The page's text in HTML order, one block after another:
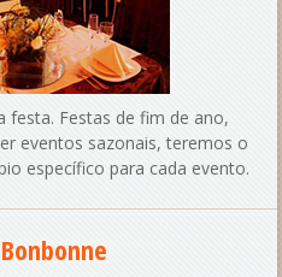
festa. Festas de fim de ano,
eventos sazonais, teremos o
específico para cada evento.